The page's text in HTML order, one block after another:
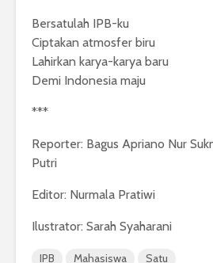
Bersatulah IPB-ku
Ciptakan atmosfer biru
Lahirkan karya-karya baru
Demi Indonesia maju
***
Reporter: Bagus Apriano Nur
Putri
Editor: Nurmala Pratiwi
Ilustrator: Sarah Syaharani
IPB Mahasiswa Satu